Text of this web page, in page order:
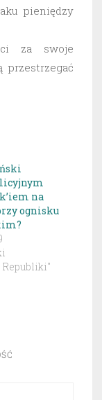
pieniędzy
za swoje
przestrzegać
na
ognisku